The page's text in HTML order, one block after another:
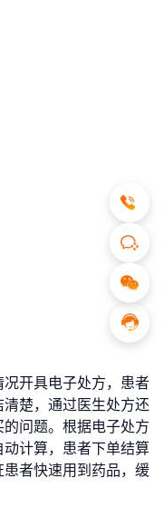
开具电子处方，患者
楚，通过医生处方还
问题。根据电子处方
计算，患者下单结算
者快速用到药品，缓